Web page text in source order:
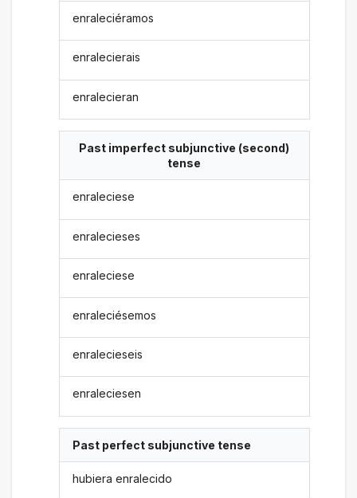
enraleciéramos
enralecierais
enralecieran
Past imperfect subjunctive (second)
tense
enraleciese
enralecieses
enraleciese
enraleciésemos
enralecieseis
enraleciesen
Past perfect subjunctive tense
hubiera enralecido